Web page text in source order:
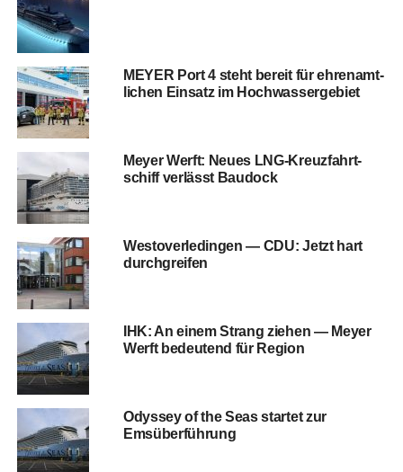
MEYER Port 4 steht bereit für ehren­amt­
li­chen Ein­satz im Hochwassergebiet
Mey­er Werft: Neu­es LNG-Kreuz­fahrt­
schiff ver­lässt Baudock
Wes­t­ov­er­le­din­gen — CDU: Jetzt hart
durchgreifen
IHK: An einem Strang zie­hen — Mey­er
Werft bedeu­tend für Region
Odys­sey of the Seas star­tet zur
Emsüberführung